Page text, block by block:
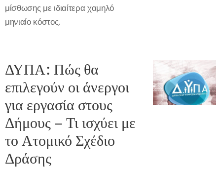
μίσθωσης με ιδιαίτερα χαμηλό
μηνιαίο κόστος.
ΔΥΠΑ: Πώς θα
επιλεγούν οι άνεργοι
για εργασία στους
Δήμους – Τι ισχύει με
το Ατομικό Σχέδιο
Δράσης